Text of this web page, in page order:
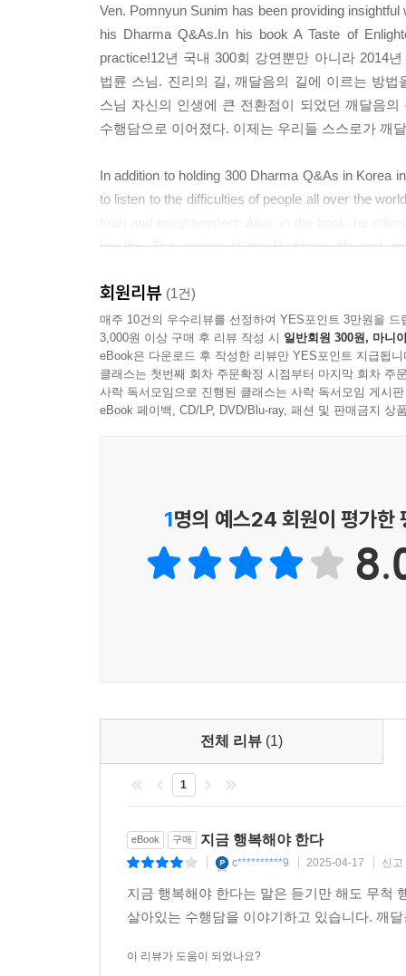
Are You Awake?
United We Fall, Divided We Stand
Start by Accepting Reality
No Reason to Blame Others
Part 07 Turn Things That Have Already Happened
The Pain of Death and Abstaining from Killing
True Understanding
The Present Is the Sum of Past Causes and
The Path to Loving Yourself as Well as Others
EPILOGUE
How to Live Happily and Freely
Ven. Pomnyun Sunim has been providing
his Dharma Q&As.In his book A Taste of
practice!12년 국내 300회 강연뿐만 아니라 2014
법륜 스님. 진리의 길, 깨달음의 길에 이르는 방법
스님 자신의 인생에 큰 전환점이 되었던 깨달음
수행담으로 이어졌다. 이제는 우리들 스스로가 깨
In addition to holding 300 Dharma Q&As in Korea
to listen to the difficulties of people all over the
his life. The stories of the Buddha's life and
“네가 누구냐?”, “왜 네 것이냐?” 물으면 우리는 대
지금 이대로도 우리는 행복한가?
When we are asked “Who are you?”, “Why are
Are we happy as things are now?
무슨 일이 일어날지 모르는 이 인생사에서 무슨
오는 대로 좋고 맑으면 맑은 대로 좋고 추우면 추
matter what happens in life is called liberation and
shines and it’s hot or cold.
죽을 때까지 애써도 해결 못 하는 것이 아니라,
You shouldn’t struggle in vain all your life until
Enlightenment에서 법륜 스님은 자기가 단도직
것만으로도 행복해야 한다. 죽을 때까지 수행해서
회원리뷰 (1건)
매주 10건의 우수리뷰를 선정하여 YES포인트 3만원을 드
3,000원 이상 구매 후 리뷰 작성 시 일반회원 300원, 마니
eBook은 다운로드 후 작성한 리뷰만 YES포인트 지급됩니
클래스는 첫번째 회차 주문확정 시점부터 마지막 회차 주
사락 독서모임으로 진행된 클래스는 사락 독서모임 게시
eBook 페이백, CD/LP, DVD/Blu-ray, 패션 및 판매금지 상
1명의 예스24 회원이 평가한
전체 리뷰 (1)
1
eBook 구매 지금 행복해야 한다
c**********9 2025-04-17 신고
지금 행복해야 한다는 말은 듣기만 해도 무척
살아있는 수행담을 이야기하고 있습니다. 깨
이 리뷰가 도움이 되었나요?